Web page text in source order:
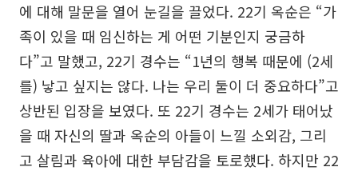
에 대해 말문을 열어 눈길을 끌었다. 22기 옥순은 “가
족이 있을 때 임신하는 게 어떤 기분인지 궁금하
다”고 말했고, 22기 경수는 “1년의 행복 때문에 (2세
를) 낳고 싶지는 않다. 나는 우리 둘이 더 중요하다”고
상반된 입장을 보였다. 또 22기 경수는 2세가 태어났
을 때 자신의 딸과 옥순의 아들이 느낄 소외감, 그리
고 살림과 육아에 대한 부담감을 토로했다. 하지만 22